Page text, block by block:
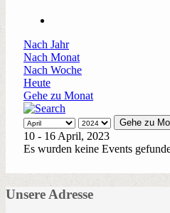
Nach Jahr
Nach Monat
Nach Woche
Heute
Gehe zu Monat
Gehe zu
10 - 16 April, 2023
Es wurden keine Events
Unsere Adresse